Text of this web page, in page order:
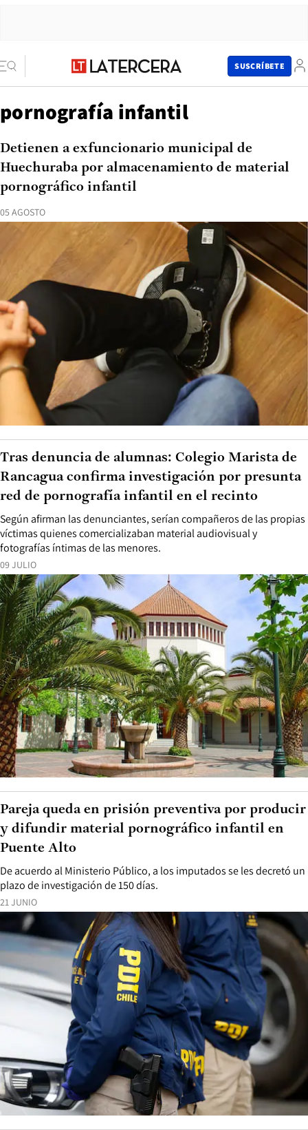
SUSCRÍBETE
pornografía infantil
05 AGOSTO
Detienen a exfuncionario municipal de
Huechuraba por almacenamiento de material
pornográfico infantil
09 JULIO
Según afirman las denunciantes, serían compañeros de las propias
víctimas quienes comercializaban material audiovisual y
fotografías íntimas de las menores.
Tras denuncia de alumnas: Colegio Marista de
Rancagua confirma investigación por presunta
red de pornografía infantil en el recinto
21 JUNIO
De acuerdo al Ministerio Público, a los imputados se les decretó un
plazo de investigación de 150 días.
Pareja queda en prisión preventiva por producir
y difundir material pornográfico infantil en
Puente Alto